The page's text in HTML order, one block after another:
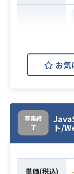
業務内容
お気
募集終
了
ト/
単価(税込)